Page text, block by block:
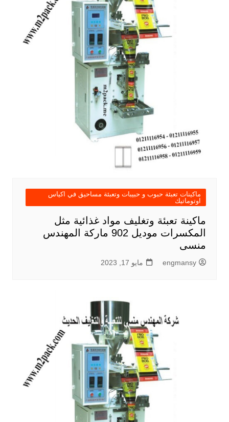
ماكينات تعبئة حبوب و حبيبات وتعبئة مساحيق في اكياس
اوتوماتيك
ماكينة تعبئة وتغليف مواد غذائية مثل
المكسرات موديل 902 ماركة المهندس
منسى
engmansy مايو 17, 2023